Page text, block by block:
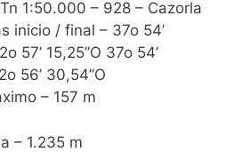
1:50.000 – 928 – Cazorla
inicio / final – 37o 54’
57’ 15,25”O 37o 54’
56’ 30,54”O
– 157 m
– 1.235 m